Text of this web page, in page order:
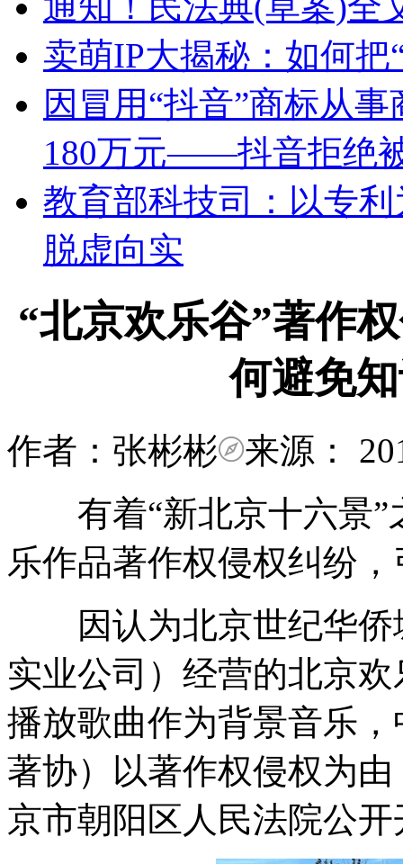
卖萌IP大揭秘：如何把
因冒用“抖音”商标从
180万元——抖音拒绝
教育部科技司：以专
脱虚向实
“北京欢乐谷”著作
何避免
作者：张彬彬 来源：
有着“新北京十六景”
乐作品著作权侵权纠纷
因认为北京世纪华侨
实业公司）经营的北京
播放歌曲作为背景音乐
著协）以著作权侵权为
京市朝阳区人民法院公